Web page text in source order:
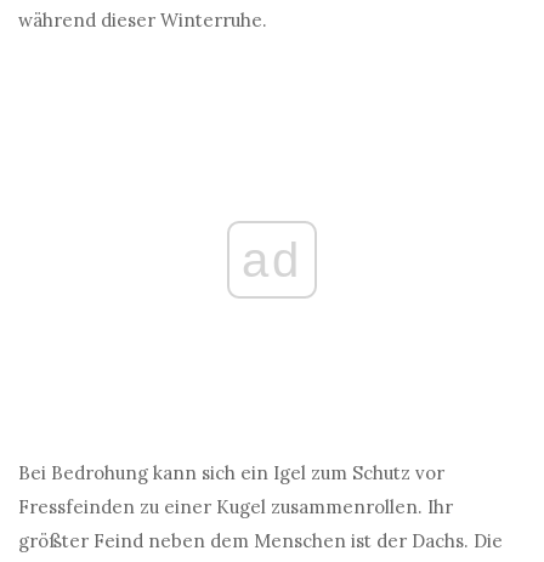
während dieser Winterruhe.
ad
Bei Bedrohung kann sich ein Igel zum Schutz vor
Fressfeinden zu einer Kugel zusammenrollen. Ihr
größter Feind neben dem Menschen ist der Dachs. Die